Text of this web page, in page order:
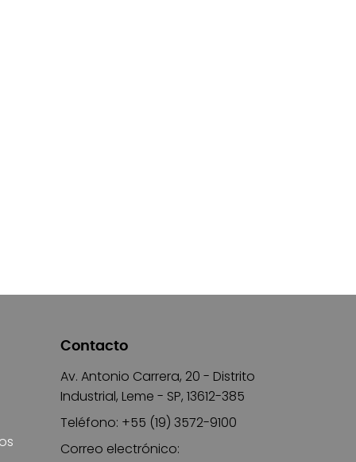
Contacto
Av. Antonio Carrera, 20 - Distrito
Industrial, Leme - SP, 13612-385
Teléfono: +55 (19) 3572-9100
Correo electrónico: